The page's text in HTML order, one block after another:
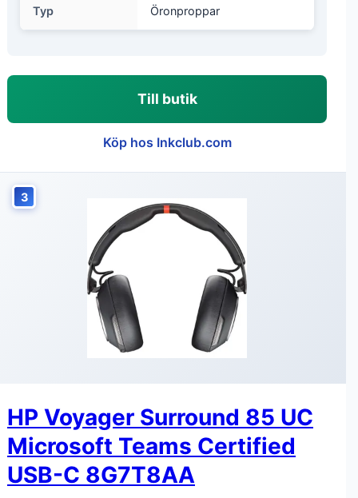
Typ Öronproppar
Till butik
Köp hos Inkclub.com
3
HP Voyager Surround 85 UC
Microsoft Teams Certified
USB-C 8G7T8AA